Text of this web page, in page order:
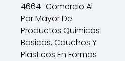
4664–Comercio Al
Por Mayor De
Productos Quimicos
Basicos, Cauchos Y
Plasticos En Formas